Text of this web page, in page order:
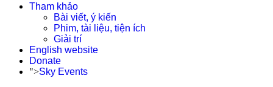
Tham khảo
Bài viết, ý kiến
Phim, tài liệu, tiện ích
Giải trí
English website
Donate
">Sky Events